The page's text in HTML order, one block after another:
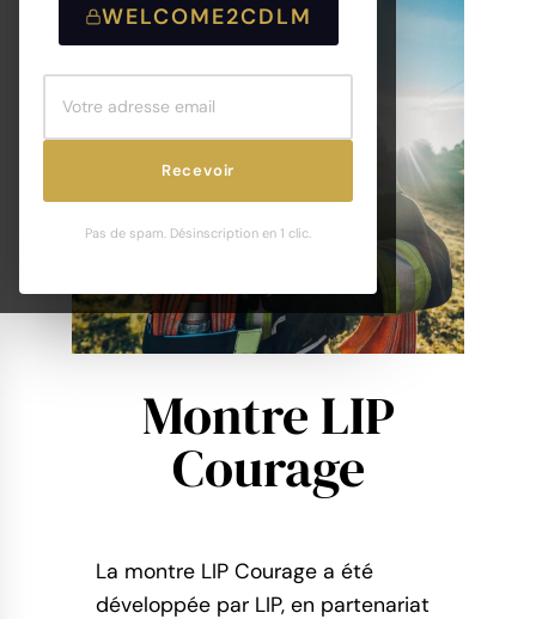
WELCOME2CDLM
Recevoir
Pas de spam. Désinscription en 1 clic.
Montre LIP
Courage
La montre LIP Courage a été
développée par LIP, en partenariat